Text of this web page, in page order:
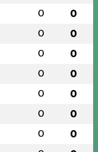
0 0
0 0
0 0
0 0
0 0
0 0
0 0